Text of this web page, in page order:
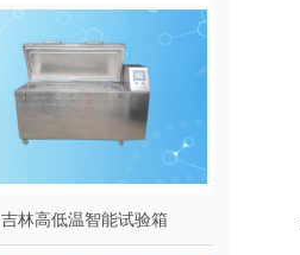
吉林高低温智能试验箱